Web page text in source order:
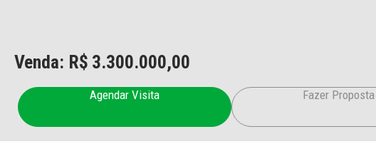
Venda: R$ 3.300.000,00
Agendar Visita Fazer Proposta